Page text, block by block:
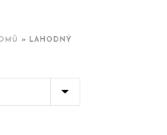
» LAHODNÝ